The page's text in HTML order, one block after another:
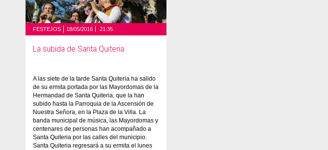
FESTEJOS 18/05/2016 21:35
La subida de Santa Quiteria
A las siete de la tarde Santa Quiteria ha salido
de su ermita portada por las Mayordomas de la
Hermandad de Santa Quiteria, que la han
subido hasta la Parroquia de la Ascensión de
Nuestra Señora, en la Plaza de la Villa. La
banda municipal de música, las Mayordomas y
centenares de personas han acompañado a
Santa Quiteria por las calles del municipio.
Santa Quiteria regresará a su ermita el lunes